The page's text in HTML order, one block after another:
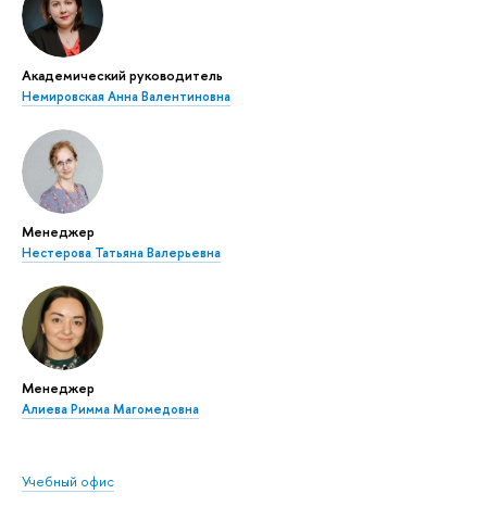
Академический руководитель
Немировская Анна Валентиновна
Менеджер
Нестерова Татьяна Валерьевна
Менеджер
Алиева Римма Магомедовна
Учебный офис